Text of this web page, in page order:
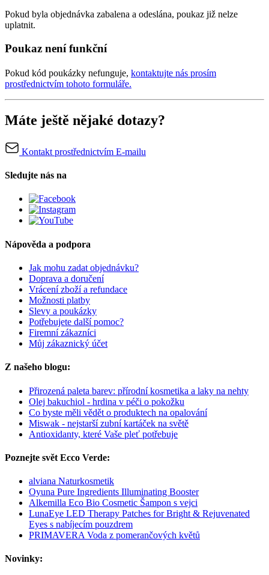
Pokud byla objednávka zabalena a odeslána, poukaz již nelze
uplatnit.
Poukaz není funkční
Pokud kód poukázky nefunguje, kontaktujte nás prosím
prostřednictvím tohoto formuláře.
Máte ještě nějaké dotazy?
Kontakt prostřednictvím E-mailu
Sledujte nás na
Nápověda a podpora
Jak mohu zadat objednávku?
Doprava a doručení
Vrácení zboží a refundace
Možnosti platby
Slevy a poukázky
Potřebujete další pomoc?
Firemní zákazníci
Můj zákaznický účet
Z našeho blogu:
Přirozená paleta barev: přírodní kosmetika a laky na nehty
Olej bakuchiol - hrdina v péči o pokožku
Co byste měli vědět o produktech na opalování
Miswak - nejstarší zubní kartáček na světě
Antioxidanty, které Vaše pleť potřebuje
Poznejte svět Ecco Verde:
alviana Naturkosmetik
Oyuna Pure Ingredients Illuminating Booster
Alkemilla Eco Bio Cosmetic Šampon s vejci
LunaEye LED Therapy Patches for Bright & Rejuvenated
Eyes s nabíjecím pouzdrem
PRIMAVERA Voda z pomerančových květů
Novinky: